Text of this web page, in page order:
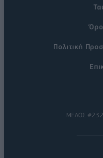
Πολιτική
ΜΕΛΟΣ